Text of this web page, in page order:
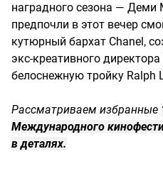
наградного сезона — Деми
предпочли в этот вечер
кутюрный бархат Chanel,
экс-креативного
белоснежную тройку Ralph
Рассматриваем избранные
Международного
в деталях.